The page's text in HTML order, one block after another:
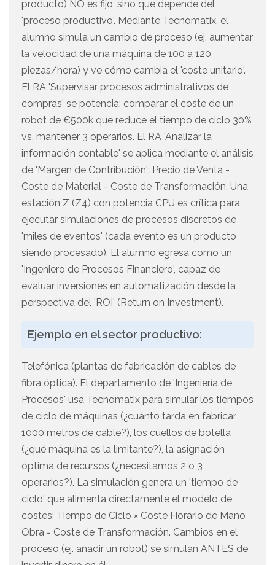
producto) NO es fijo, sino que depende del
'proceso productivo'. Mediante Tecnomatix, el
alumno simula un cambio de proceso (ej. aumentar
la velocidad de una máquina de 100 a 120
piezas/hora) y ve cómo cambia el 'coste unitario'.
El RA 'Supervisar procesos administrativos de
compras' se potencia: comparar el coste de un
robot de €500k que reduce el tiempo de ciclo 30%
vs. mantener 3 operarios. El RA 'Analizar la
información contable' se aplica mediante el análisis
de 'Margen de Contribución': Precio de Venta -
Coste de Material - Coste de Transformación. Una
estación Z (Z4) con potencia CPU es crítica para
ejecutar simulaciones de procesos discretos de
'miles de eventos' (cada evento es un producto
siendo procesado). El alumno egresa como un
'Ingeniero de Procesos Financiero', capaz de
evaluar inversiones en automatización desde la
perspectiva del 'ROI' (Return on Investment).
Ejemplo en el sector productivo:
Telefónica (plantas de fabricación de cables de
fibra óptica). El departamento de 'Ingeniería de
Procesos' usa Tecnomatix para simular los tiempos
de ciclo de máquinas (¿cuánto tarda en fabricar
1000 metros de cable?), los cuellos de botella
(¿qué máquina es la limitante?), la asignación
óptima de recursos (¿necesitamos 2 o 3
operarios?). La simulación genera un 'tiempo de
ciclo' que alimenta directamente el modelo de
costes: Tiempo de Ciclo × Coste Horario de Mano
Obra = Coste de Transformación. Cambios en el
proceso (ej. añadir un robot) se simulan ANTES de